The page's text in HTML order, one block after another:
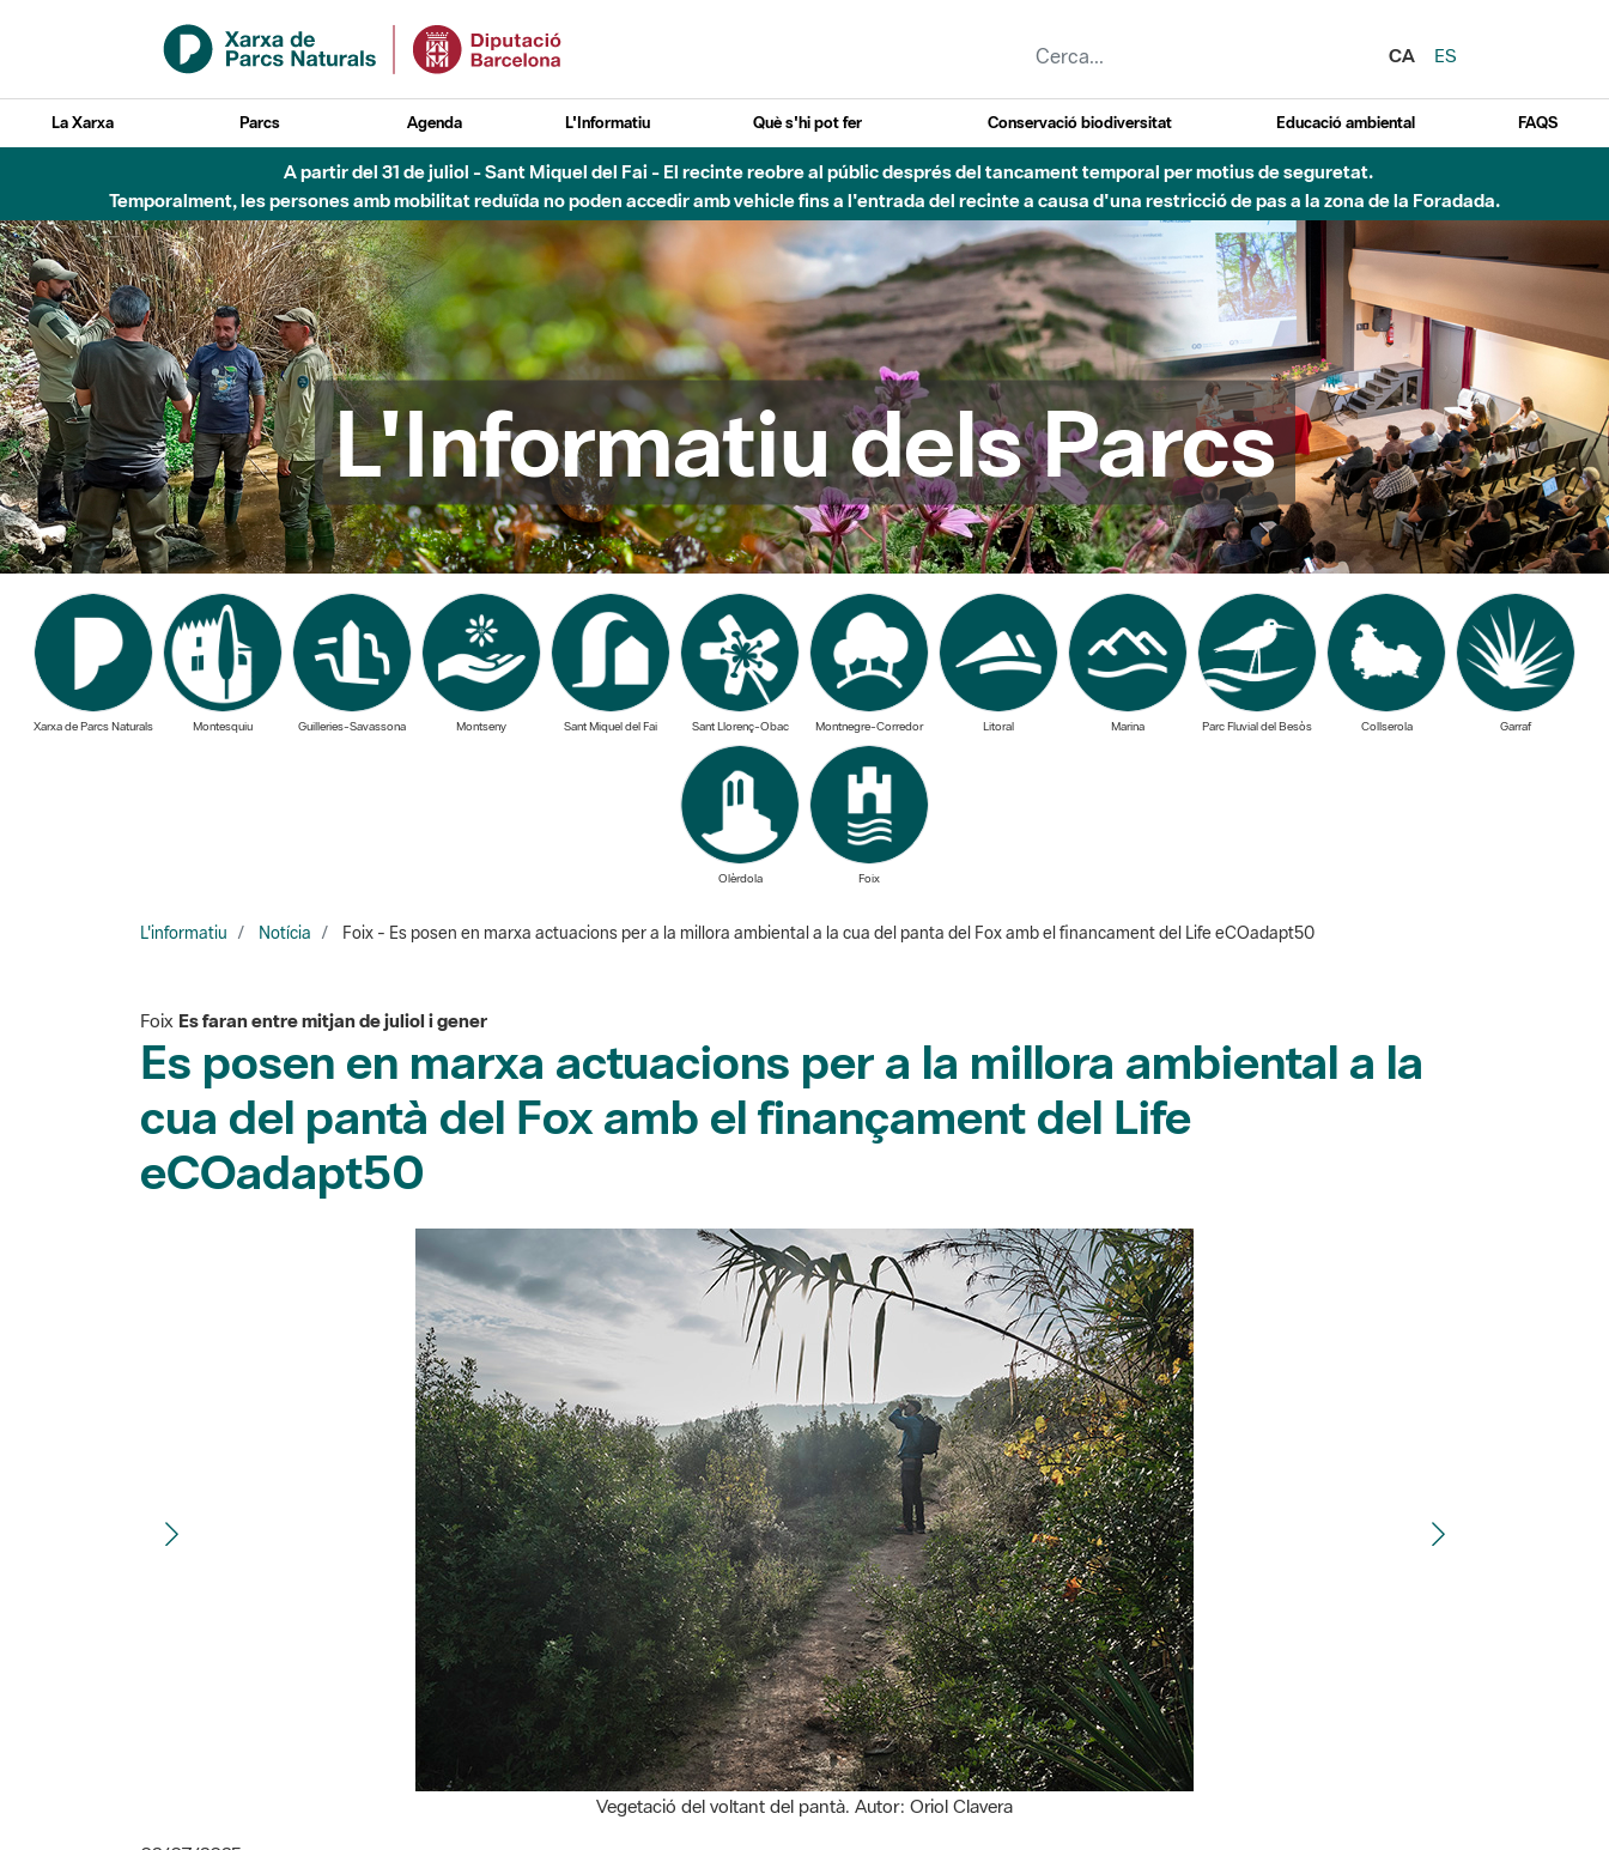
Salta al contingut principal
CA
ES
La Xarxa Parcs Agenda L'Informatiu Què s'hi pot fer Conservació biodiversitat Educació ambiental FAQS
Fins al desembre de 2026 - Parc Fluvial Besòs - Afectacions a la llera del Parc Fluvial del Besòs degut a obres de construcció d'una passera sobre el riu
L'Informatiu dels Parcs
Xarxa de Parcs Naturals Montesquiu Guilleries-Savassona Sant Miquel del Fai Sant Llorenç-Obac Montnegre-Corredor Parc Fluvial del Besòs
Olèrdola Foix
Es posen en marxa actuacions per a la millora ambiental a la
cua del pantà del Fox amb el finançament del Life
eCOadapt50
Vegetació del voltant del pantà. Autor: Oriol Clavera